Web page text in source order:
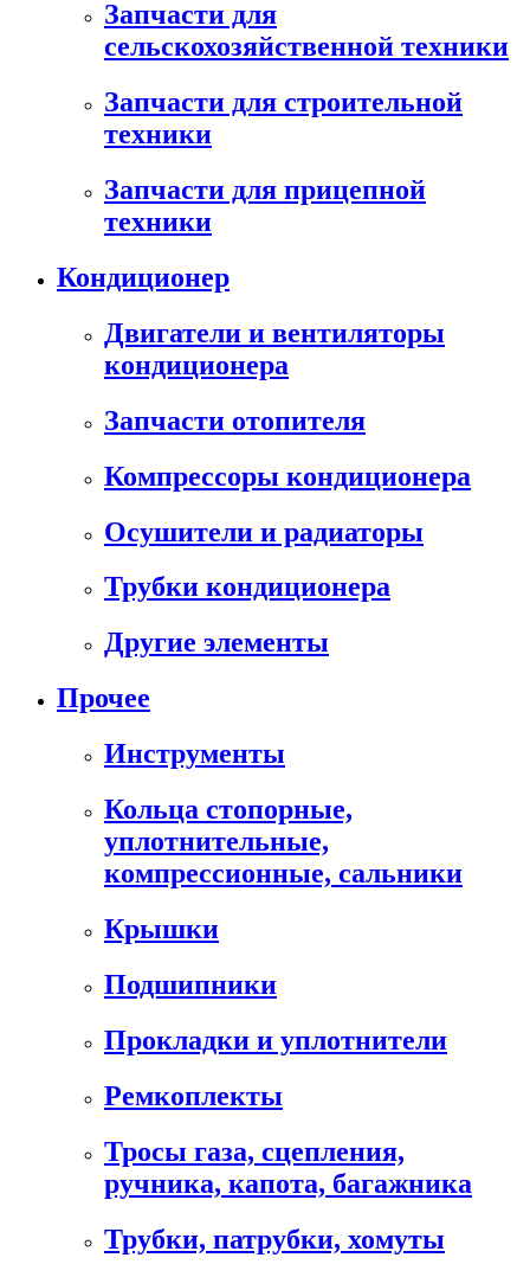
Запчасти для
сельскохозяйственной техники
Запчасти для строительной
техники
Запчасти для прицепной
техники
Кондиционер
Двигатели и вентиляторы
кондиционера
Запчасти отопителя
Компрессоры кондиционера
Осушители и радиаторы
Трубки кондиционера
Другие элементы
Прочее
Инструменты
Кольца стопорные,
уплотнительные,
компрессионные, сальники
Крышки
Подшипники
Прокладки и уплотнители
Ремкоплекты
Тросы газа, сцепления,
ручника, капота, багажника
Трубки, патрубки, хомуты